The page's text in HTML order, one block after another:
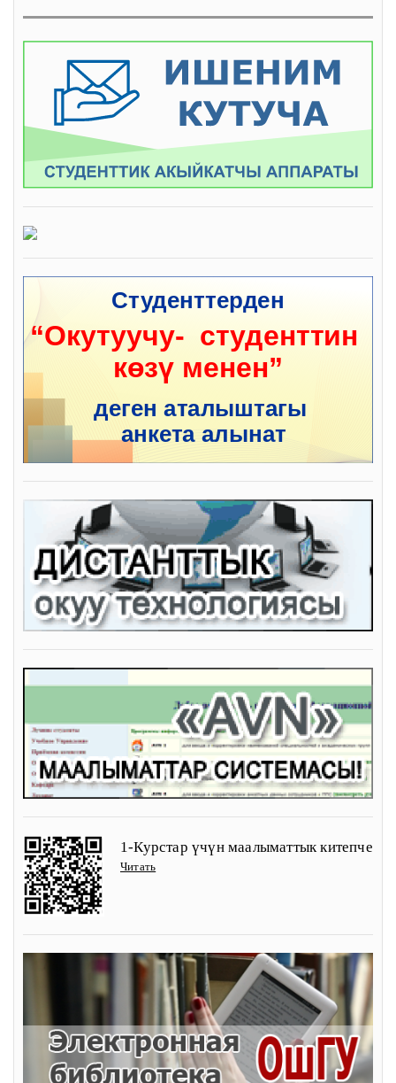
1-Курстар үчүн маалыматтык китепче
Читать